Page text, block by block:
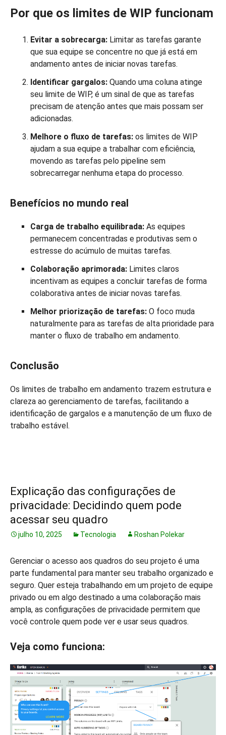
Por que os limites de WIP funcionam
Evitar a sobrecarga: Limitar as tarefas garante
que sua equipe se concentre no que já está em
andamento antes de iniciar novas tarefas.
Identificar gargalos: Quando uma coluna atinge
seu limite de WIP, é um sinal de que as tarefas
precisam de atenção antes que mais possam ser
adicionadas.
Melhore o fluxo de tarefas: os limites de WIP
ajudam a sua equipe a trabalhar com eficiência,
movendo as tarefas pelo pipeline sem
sobrecarregar nenhuma etapa do processo.
Benefícios no mundo real
Carga de trabalho equilibrada: As equipes
permanecem concentradas e produtivas sem o
estresse do acúmulo de muitas tarefas.
Colaboração aprimorada: Limites claros
incentivam as equipes a concluir tarefas de forma
colaborativa antes de iniciar novas tarefas.
Melhor priorização de tarefas: O foco muda
naturalmente para as tarefas de alta prioridade para
manter o fluxo de trabalho em andamento.
Conclusão
Os limites de trabalho em andamento trazem estrutura e
clareza ao gerenciamento de tarefas, facilitando a
identificação de gargalos e a manutenção de um fluxo de
trabalho estável.
Explicação das configurações de
privacidade: Decidindo quem pode
acessar seu quadro
julho 10, 2025 Tecnologia Roshan Polekar
Gerenciar o acesso aos quadros do seu projeto é uma
parte fundamental para manter seu trabalho organizado e
seguro. Quer esteja trabalhando em um projeto de equipe
privado ou em algo destinado a uma colaboração mais
ampla, as configurações de privacidade permitem que
você controle quem pode ver e usar seus quadros.
Veja como funciona: